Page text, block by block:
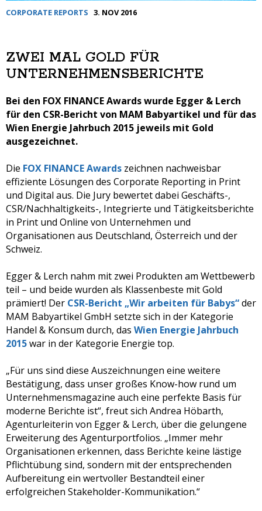
CORPORATE REPORTS 3. NOV 2016
ZWEI MAL GOLD FÜR
UNTERNEHMENSBERICHTE
Bei den FOX FINANCE Awards wurde Egger & Lerch
für den CSR-Bericht von MAM Babyartikel und für das
Wien Energie Jahrbuch 2015 jeweils mit Gold
ausgezeichnet.
Die FOX FINANCE Awards zeichnen nachweisbar
effiziente Lösungen des Corporate Reporting in Print
und Digital aus. Die Jury bewertet dabei Geschäfts-,
CSR/Nachhaltigkeits-, Integrierte und Tätigkeitsberichte
in Print und Online von Unternehmen und
Organisationen aus Deutschland, Österreich und der
Schweiz.
Egger & Lerch nahm mit zwei Produkten am Wettbewerb
teil – und beide wurden als Klassenbeste mit Gold
prämiert! Der CSR-Bericht „Wir arbeiten für Babys“der
MAM Babyartikel GmbH setzte sich in der Kategorie
Handel & Konsum durch, das Wien Energie Jahrbuch
2015war in der Kategorie Energie top.
„Für uns sind diese Auszeichnungen eine weitere
Bestätigung, dass unser großes Know-how rund um
Unternehmensmagazine auch eine perfekte Basis für
moderne Berichte ist“, freut sich Andrea Höbarth,
Agenturleiterin von Egger & Lerch, über die gelungene
Erweiterung des Agenturportfolios. „Immer mehr
Organisationen erkennen, dass Berichte keine lästige
Pflichtübung sind, sondern mit der entsprechenden
Aufbereitung ein wertvoller Bestandteil einer
erfolgreichen Stakeholder-Kommunikation.“